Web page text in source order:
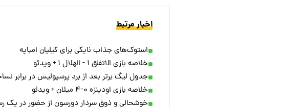
اخبار مرتبط
استوک‌های جذاب نایکی برای کیلیان امباپه
خلاصه بازی الاتفاق ۱ - الهلال ۱ + ویدئو
جدول لیگ برتر بعد از برد پرسپولیس در برابر
خلاصه بازی اودینزه ۰-۴ میلان + ویدئو
خوشحالی و ذوق سردار دورسون از حضور در یک